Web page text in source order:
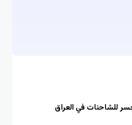
للشاحنات في العراق